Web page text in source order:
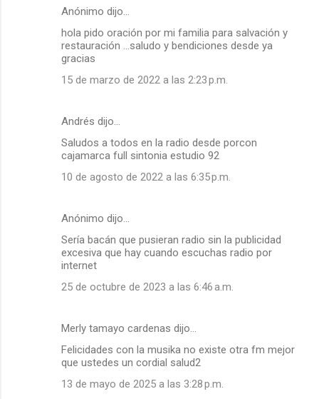
Anónimo dijo…
hola pido oración por mi familia para salvación y
restauración …saludo y bendiciones desde ya
gracias
15 de marzo de 2022 a las 2:23 p.m.
Andrés dijo…
Saludos a todos en la radio desde porcon
cajamarca full sintonia estudio 92
10 de agosto de 2022 a las 6:35 p.m.
Anónimo dijo…
Sería bacán que pusieran radio sin la publicidad
excesiva que hay cuando escuchas radio por
internet
25 de octubre de 2023 a las 6:46 a.m.
Merly tamayo cardenas dijo…
Felicidades con la musika no existe otra fm mejor
que ustedes un cordial salud2
13 de mayo de 2025 a las 3:28 p.m.